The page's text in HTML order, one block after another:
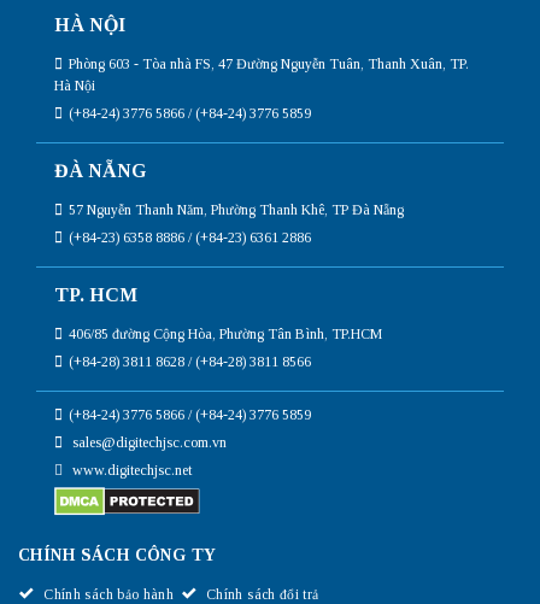
HÀ NỘI
Phòng 603 - Tòa nhà FS, 47 Đường Nguyễn Tuân, Thanh Xuân, TP.
Hà Nội
(+84-24) 3776 5866 / (+84-24) 3776 5859
ĐÀ NẴNG
57 Nguyễn Thanh Năm, Phường Thanh Khê, TP Đà Nẵng
(+84-23) 6358 8886 / (+84-23) 6361 2886
TP. HCM
406/85 đường Cộng Hòa, Phường Tân Bình, TP.HCM
(+84-28) 3811 8628 / (+84-28) 3811 8566
(+84-24) 3776 5866 / (+84-24) 3776 5859
sales@digitechjsc.com.vn
www.digitechjsc.net
CHÍNH SÁCH CÔNG TY
Chính sách bảo hành Chính sách đổi trả